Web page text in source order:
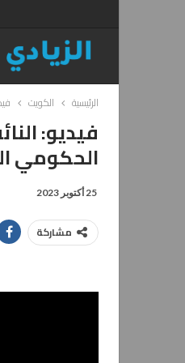
الرئيسية الكويت
فيديو:
الحكومي
25 أكتوبر 2023
مشاركة